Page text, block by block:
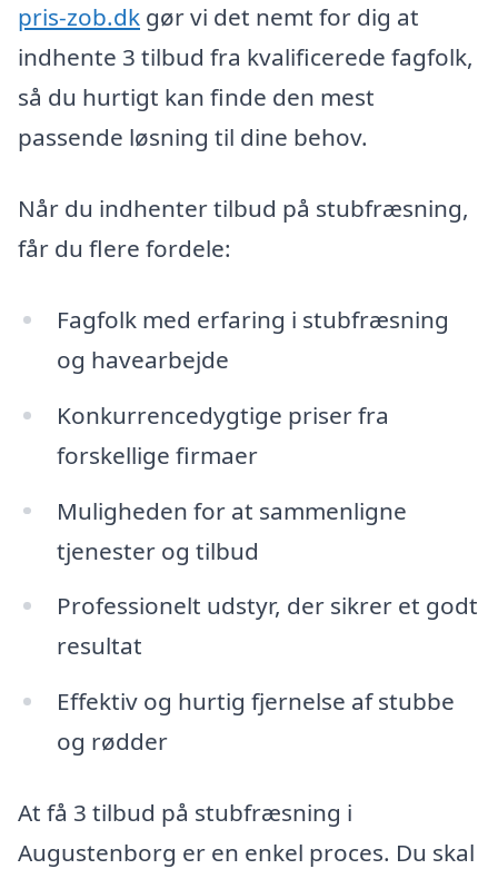
pris-zob.dk gør vi det nemt for dig at
indhente 3 tilbud fra kvalificerede fagfolk,
så du hurtigt kan finde den mest
passende løsning til dine behov.
Når du indhenter tilbud på stubfræsning,
får du flere fordele:
Fagfolk med erfaring i stubfræsning
og havearbejde
Konkurrencedygtige priser fra
forskellige firmaer
Muligheden for at sammenligne
tjenester og tilbud
Professionelt udstyr, der sikrer et godt
resultat
Effektiv og hurtig fjernelse af stubbe
og rødder
At få 3 tilbud på stubfræsning i
Augustenborg er en enkel proces. Du skal